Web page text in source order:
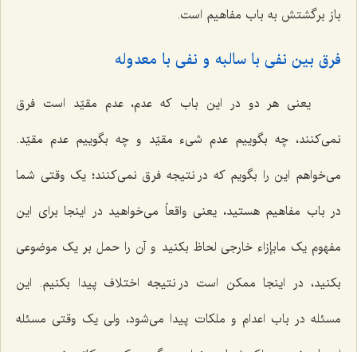
باز برگشتش به باب مفاهیم است.
فرق بین نفی با سالبه و نفی با معدوله
یعنی هر دو در این باب که عدم، عدم مقیّد است فرق
نمی‌کنند، چه بگوییم عدم شیء مقیّد و چه بگوییم عدم مقیّد.
می‌خواهم این را بگویم که در نتیجه فرق نمی‌کنند؛ یک وقتی شما
در باب مفاهیم هستید، یعنی واقعاً می‌خواهید در اینجا برای این
مفهوم یک مابإزاء خارجی لحاظ بکنید و آن را حمل بر یک موضوعی
بکنید، در اینجا ممکن است در نتیجه اختلاف پیدا بکنیم. این
مسئله در باب اعدام و ملکات پیدا می‌شود، ولی یک وقتی مسئله